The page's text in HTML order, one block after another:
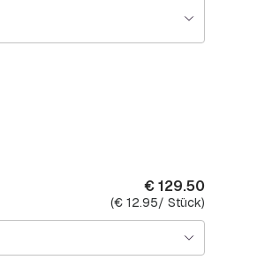
€129.50
(€12.95/ Stück)